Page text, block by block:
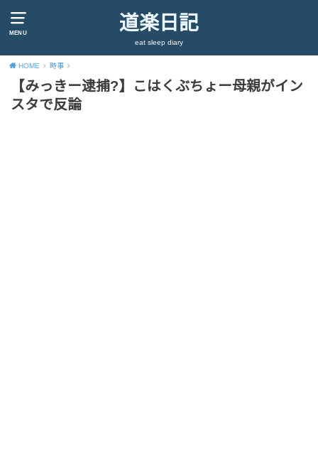
MENU 道楽日記
eat sleep diary
HOME 時事
【みっきー逮捕?】こはくぶちょー母親がイン
スタで反論